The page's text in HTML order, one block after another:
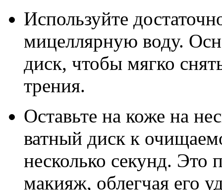
Используйте
мицеллярную воду.
диск, чтобы мягко
трения.
Оставьте на коже на
ватный диск к
несколько секунд. Это
макияж, облегчая его